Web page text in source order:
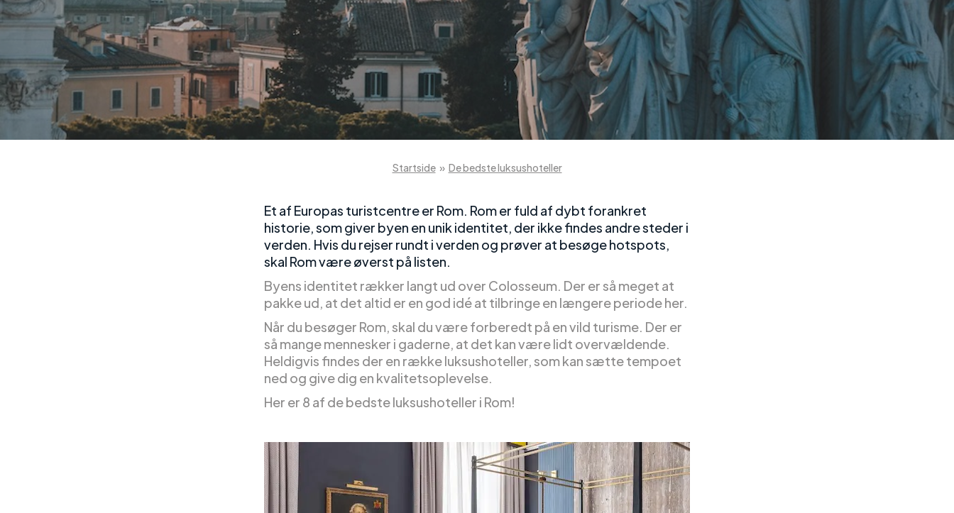
Startside » De bedste luksushoteller
Et af Europas turistcentre er Rom. Rom er fuld af dybt forankret
historie, som giver byen en unik identitet, der ikke findes andre steder i
verden. Hvis du rejser rundt i verden og prøver at besøge hotspots,
skal Rom være øverst på listen.
Byens identitet rækker langt ud over Colosseum. Der er så meget at
pakke ud, at det altid er en god idé at tilbringe en længere periode her.
Når du besøger Rom, skal du være forberedt på en vild turisme. Der er
så mange mennesker i gaderne, at det kan være lidt overvældende.
Heldigvis findes der en række luksushoteller, som kan sætte tempoet
ned og give dig en kvalitetsoplevelse.
Her er 8 af de bedste luksushoteller i Rom!